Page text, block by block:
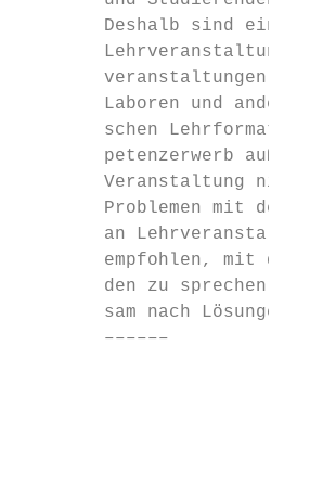
Deshalb sind ein
veranstaltungen.
Laboren und
schen
petenzerwerb
Veranstaltung
Problemen mit der
an
empfohlen, mit
den zu sprechen
sam nach Lösungen
––––––